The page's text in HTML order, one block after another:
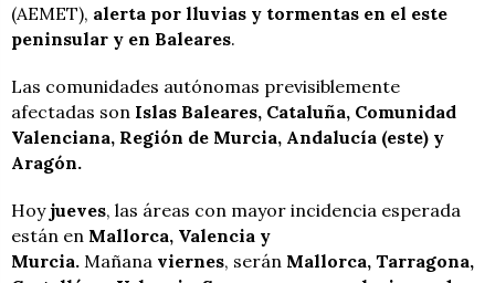
(AEMET), alerta por lluvias y tormentas en el este
peninsular y en Baleares.
Las comunidades autónomas previsiblemente
afectadas son Islas Baleares, Cataluña, Comunidad
Valenciana, Región de Murcia, Andalucía (este) y
Aragón.
Hoyjueves, las áreas con mayor incidencia esperada
están en Mallorca, Valencia y
Murcia. Mañana viernes, serán Mallorca, Tarragona,